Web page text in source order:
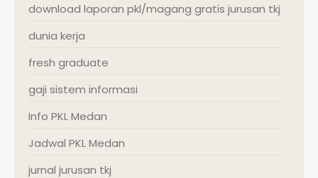
download laporan pkl/magang gratis jurusan tkj
dunia kerja
fresh graduate
gaji sistem informasi
Info PKL Medan
Jadwal PKL Medan
jurnal jurusan tkj